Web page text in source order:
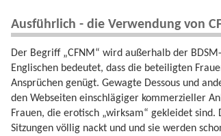
Ausführlich - die Verwendung von
Der Begriff „CFNM“ wird außerhalb der
Englischen bedeutet, dass die beteiligten
Ansprüchen genügt. Gewagte Dessous und
den Webseiten einschlägiger kommerzieller
Frauen, die erotisch „wirksam“ gekleidet
Sitzungen völlig nackt und und sie werden